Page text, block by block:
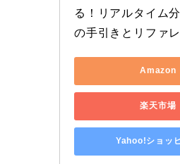
る！リアルタイム
の手引きとリファ
Amazon
楽天市場
Yahoo!ショッ